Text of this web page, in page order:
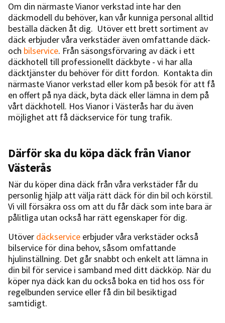
Om din närmaste Vianor verkstad inte har den
däckmodell du behöver, kan vår kunniga personal alltid
beställa däcken åt dig. Utöver ett brett sortiment av
däck erbjuder våra verkstäder även omfattande däck-
och bilservice. Från säsongsförvaring av däck i ett
däckhotell till professionellt däckbyte - vi har alla
däcktjänster du behöver för ditt fordon. Kontakta din
närmaste Vianor verkstad eller kom på besök för att få
en offert på nya däck, byta däck eller lämna in dem på
vårt däckhotell. Hos Vianor i Västerås har du även
möjlighet att få däckservice för tung trafik.
Därför ska du köpa däck från Vianor
Västerås
När du köper dina däck från våra verkstäder får du
personlig hjälp att välja rätt däck för din bil och körstil.
Vi vill försäkra oss om att du får däck som inte bara är
pålitliga utan också har rätt egenskaper för dig.
Utöver däckservice erbjuder våra verkstäder också
bilservice för dina behov, såsom omfattande
hjulinställning. Det går snabbt och enkelt att lämna in
din bil för service i samband med ditt däckköp. När du
köper nya däck kan du också boka en tid hos oss för
regelbunden service eller få din bil besiktigad
samtidigt.